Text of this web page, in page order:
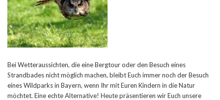
Bei Wetteraussichten, die eine Bergtour oder den Besuch eines
Strandbades nicht möglich machen, bleibt Euch immer noch der Besuch
eines Wildparks in Bayern, wenn Ihr mit Euren Kindern in die Natur
möchtet. Eine echte Alternative! Heute präsentieren wir Euch unsere